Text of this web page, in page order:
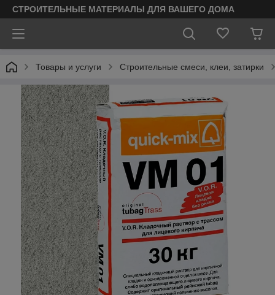
СТРОИТЕЛЬНЫЕ МАТЕРИАЛЫ ДЛЯ ВАШЕГО ДОМА
Товары и услуги Строительные смеси, клеи, затирки